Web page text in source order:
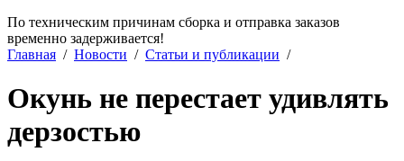
По техническим причинам сборка и отправка заказов
временно задерживается!
Главная / Новости / Статьи и публикации /
Окунь не перестает удивлять
дерзостью